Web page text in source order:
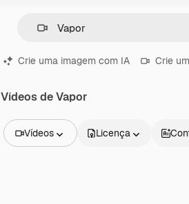
Crie uma imagem com IA Crie
Vídeos de Vapor
Vídeos Licença